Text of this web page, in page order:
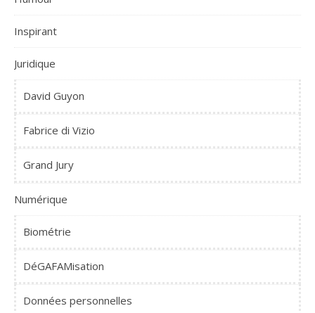
Inspirant
Juridique
David Guyon
Fabrice di Vizio
Grand Jury
Numérique
Biométrie
DéGAFAMisation
Données personnelles